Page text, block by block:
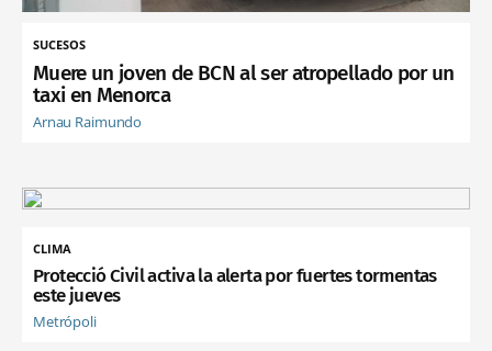
SUCESOS
Muere un joven de BCN al ser atropellado por un
taxi en Menorca
Arnau Raimundo
CLIMA
Protecció Civil activa la alerta por fuertes tormentas
este jueves
Metrópoli